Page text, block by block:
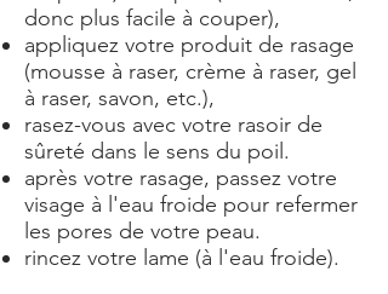
donc plus facile à couper),
appliquez votre produit de rasage
(mousse à raser, crème à raser, gel
à raser, savon, etc.),
rasez-vous avec votre rasoir de
sûreté dans le sens du poil.
après votre rasage, passez votre
visage à l'eau froide pour refermer
les pores de votre peau.
rincez votre lame (à l'eau froide).